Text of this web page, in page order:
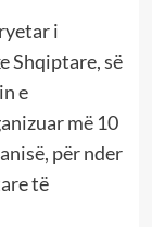
i
Shqiptare, së
e
më 10
për nder
të